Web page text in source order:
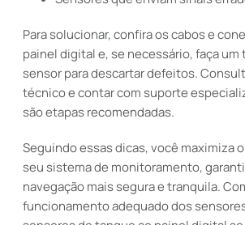
Para solucionar, confira os cabos e
painel digital e, se necessário, faça
sensor para descartar defeitos.
técnico e contar com suporte
são etapas recomendadas.
Seguindo essas dicas, você maximiza
seu sistema de monitoramento,
navegação mais segura e tranquila.
funcionamento adequado dos